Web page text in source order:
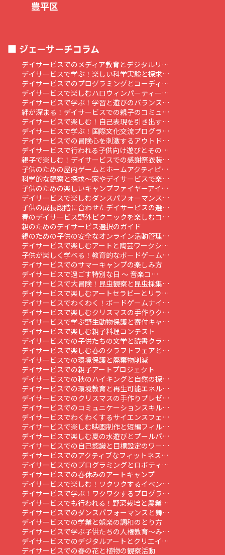
豊平区
ジェーサーチコラム
デイサービスでのメディア教育とデジタルリ…
デイサービスで学ぶ！楽しい科学実験と探求…
デイサービスでのプログラミングとコーディ…
デイサービスで楽しむハロウィンパーティー…
デイサービスで学ぶ！学習と遊びのバランス…
絆が深まる！デイサービスでの親子のコミュ…
デイサービスで楽しむ！自己表現を引き出す…
デイサービスで学ぶ！国際文化交流プログラ…
デイサービスでの冒険心を刺激するアウトド…
デイサービスで行われる子供向け遊びとその…
親子で楽しむ！デイサービスでの感謝祭衣装…
子供のための屋内ゲームとホームアクティビ…
科学的な観察と探求～家やデイサービスで楽…
子供のための楽しいキャンプファイヤーアイ…
デイサービスで楽しむダンスパフォーマンス…
子供の成長段階に合わせたデイサービスの選…
春のデイサービス野外ピクニックを楽しむコ…
親のためのデイサービス選択のガイド
親のための子供の安全なオンライン活動管理…
デイサービスで楽しむアートと陶芸ワークシ…
子供が楽しく学べる！教育的なボードゲーム…
デイサービスでのサマーキャンプの楽しみ方
デイサービスで過ごす特別な日 ～ 音楽コ…
デイサービスで大冒険！昆虫観察と昆虫採集…
デイサービスで楽しむアートセラピーとリラ…
デイサービスでわくわく！ボードゲームナイ…
デイサービスで楽しむクリスマスの手作りク…
デイサービスで学ぶ野生動物保護と寄付キャ…
デイサービスで楽しむ親子料理コンテスト
デイサービスでの子供たちの文学と読書クラ…
デイサービスで楽しむ春のクラフトフェアと…
デイサービスでの環境保護と廃棄物削減
デイサービスでの親子アートプロジェクト
デイサービスでの秋のハイキングと自然の探…
デイサービスでの環境教育と再生可能エネル…
デイサービスでのクリスマスの手作りプレゼ…
デイサービスでのコミュニケーションスキル…
デイサービスでわくわくするサイエンスフェ…
デイサービスで楽しむ映画制作と短編フィル…
デイサービスで楽しむ夏の水遊びとプールパ…
デイサービスでの自己認識と目標設定のワー…
デイサービスでのアクティブなフィットネス…
デイサービスでのプログラミングとロボティ…
デイサービスでの春休みのアートキャンプ
デイサービスで楽しむ！ワクワクするイベン…
デイサービスで学ぶ！ワクワクするプログラ…
デイサービスでも行われる！野菜栽培と農業…
デイサービスでのダンスパフォーマンスと舞…
デイサービスでの学業と娯楽の調和のとり方
デイサービスで学ぶ子供たちの人権教育～み…
デイサービスでのデジタルアートとクリエイ…
デイサービスでの春の花と植物の観察活動